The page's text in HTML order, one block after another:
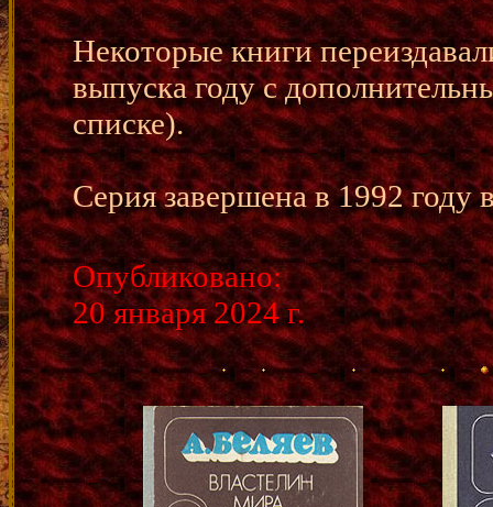
Некоторые книги
выпуска году с
списке).
Серия завершена в 1992 году
Опубликовано:
20 января 2024 г.